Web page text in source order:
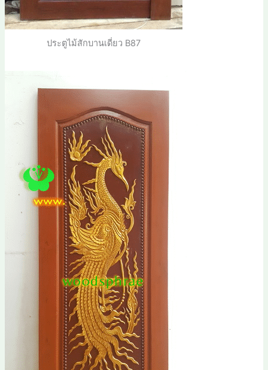
ประตูไม้สักบานเดี่ยว B87